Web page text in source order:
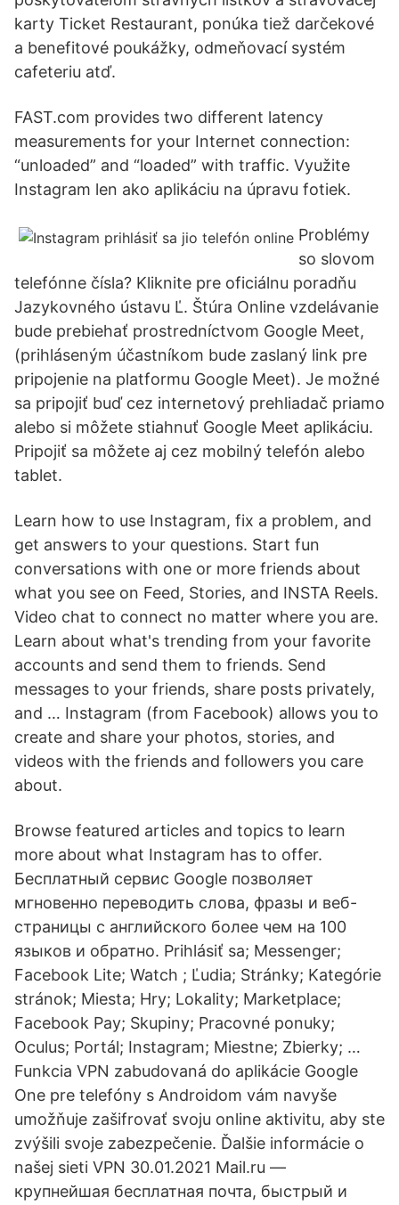
karty Ticket Restaurant, ponúka tiež darčekové
a benefitové poukážky, odmeňovací systém
cafeteriu atď.
FAST.com provides two different latency
measurements for your Internet connection:
“unloaded” and “loaded” with traffic. Využite
Instagram len ako aplikáciu na úpravu fotiek.
Problémy
so slovom
telefónne čísla? Kliknite pre oficiálnu poradňu
Jazykovného ústavu Ľ. Štúra Online vzdelávanie
bude prebiehať prostredníctvom Google Meet,
(prihláseným účastníkom bude zaslaný link pre
pripojenie na platformu Google Meet). Je možné
sa pripojiť buď cez internetový prehliadač priamo
alebo si môžete stiahnuť Google Meet aplikáciu.
Pripojiť sa môžete aj cez mobilný telefón alebo
tablet.
Learn how to use Instagram, fix a problem, and
get answers to your questions. Start fun
conversations with one or more friends about
what you see on Feed, Stories, and INSTA Reels.
Video chat to connect no matter where you are.
Learn about what's trending from your favorite
accounts and send them to friends. Send
messages to your friends, share posts privately,
and … Instagram (from Facebook) allows you to
create and share your photos, stories, and
videos with the friends and followers you care
about.
Browse featured articles and topics to learn
more about what Instagram has to offer.
Бесплатный сервис Google позволяет
мгновенно переводить слова, фразы и веб-
страницы с английского более чем на 100
языков и обратно. Prihlásiť sa; Messenger;
Facebook Lite; Watch ; Ľudia; Stránky; Kategórie
stránok; Miesta; Hry; Lokality; Marketplace;
Facebook Pay; Skupiny; Pracovné ponuky;
Oculus; Portál; Instagram; Miestne; Zbierky; …
Funkcia VPN zabudovaná do aplikácie Google
One pre telefóny s Androidom vám navyše
umožňuje zašifrovať svoju online aktivitu, aby ste
zvýšili svoje zabezpečenie. Ďalšie informácie o
našej sieti VPN 30.01.2021 Mail.ru —
крупнейшая бесплатная почта, быстрый и